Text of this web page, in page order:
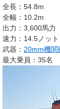
全長：54.8m
全幅：10.2m
出力：3,600馬力
速力：14.5ノット
武器： 20mm機関
最大乗員：35名